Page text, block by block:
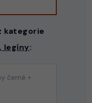
kategorie
legíny:
černé +